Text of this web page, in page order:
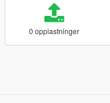
0 opplastninger